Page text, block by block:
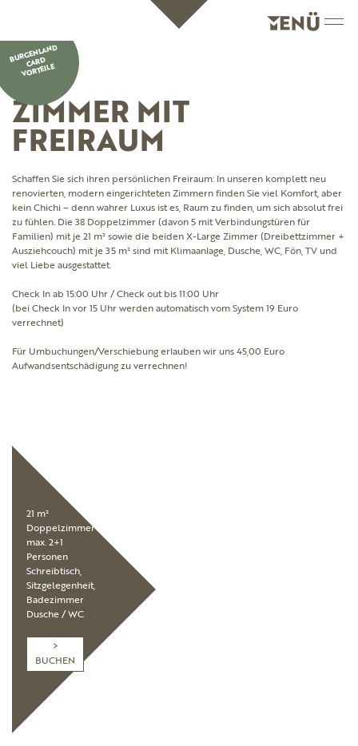
BURGENLAND
CARD
VORTEILE
ZIMMER MIT
FREIRAUM
Schaffen Sie sich ihren persönlichen Freiraum: In unseren komplett neu
renovierten, modern eingerichteten Zimmern finden Sie viel Komfort, aber
kein Chichi – denn wahrer Luxus ist es, Raum zu finden, um sich absolut frei
zu fühlen. Die 38 Doppelzimmer (davon 5 mit Verbindungstüren für
Familien) mit je 21 m² sowie die beiden X-Large Zimmer (Dreibettzimmer +
Ausziehcouch) mit je 35 m² sind mit Klimaanlage, Dusche, WC, Fön, TV und
viel Liebe ausgestattet.
Check In ab 15:00 Uhr / Check out bis 11:00 Uhr
(bei Check In vor 15 Uhr werden automatisch vom System 19 Euro
verrechnet)
Für Umbuchungen/Verschiebung erlauben wir uns 45,00 Euro
Aufwandsentschädigung zu verrechnen!
21 m²
Doppelzimmer
max. 2+1
Personen
Schreibtisch,
Sitzgelegenheit,
Badezimmer
Dusche / WC
BUCHEN